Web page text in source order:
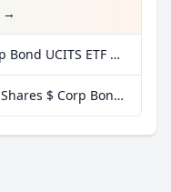
→
Mehr Daten zu iShares $ Corp Bond UCITS ETF USD (Dist) bei extraETF
Mehr Fundamentaldaten zu iShares $ Corp Bond UCITS ETF USD (Dist) bei Parqet